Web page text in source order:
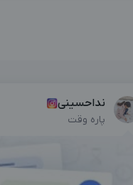
نداحسینی
پاره وقت